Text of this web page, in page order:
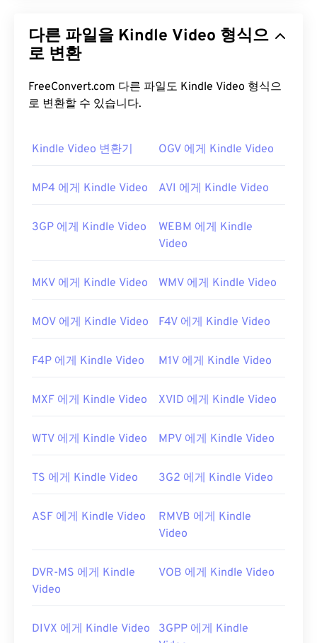
고품질의 동기화가 잘 된 멀티미디어 콘텐츠를 제공
하는 인기 있는 형식입니다. 또한 미디어 컨테이너이
는 ISO 기반 미디어 파일 형식이라고도 하는 개방형
표준ISO/IEC 14496-12:2008을
FLV 파일을 어떻게 여나요?
기본적으로 FLV는Animate Creative Cloud
다. FLV는 챕터나 자막을 지원하지 않지만, 메타데이
FLV는 개방형 표준을 기반으로 하므로 Adobe 이외
의 여러 제품에서 열 수 있습니다. FLV를 열 수 있는
Player,RealNetworks RealPlayer Cloud, Eltima
개발자: Adobe
최초 출시: 2003년
https://en.wikipedia.org/wiki/플래시_비디오
다른 파일을 Kindle Video 형식으
로 변환
FreeConvert.com 다른 파일도 Kindle Video 형식으
로 변환할 수 있습니다.
Kindle Video 변환기 OGV 에게 Kindle Video
MP4 에게 Kindle Video AVI 에게 Kindle Video
3GP 에게 Kindle Video
WEBM 에게 Kindle
Video
MKV 에게 Kindle Video WMV 에게 Kindle Video
MOV 에게 Kindle Video F4V 에게 Kindle Video
F4P 에게 Kindle Video M1V 에게 Kindle Video
MXF 에게 Kindle Video XVID 에게 Kindle Video
WTV 에게 Kindle Video MPV 에게 Kindle Video
TS 에게 Kindle Video 3G2 에게 Kindle Video
ASF 에게 Kindle Video
RMVB 에게 Kindle
Video
DVR-MS 에게 Kindle
Video
VOB 에게 Kindle Video
DIVX 에게 Kindle Video
3GPP 에게 Kindle